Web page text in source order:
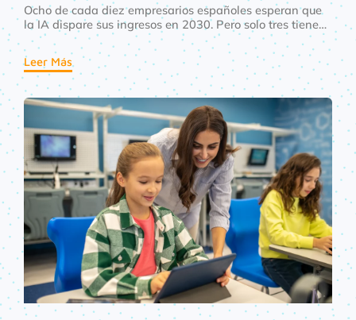
Ocho de cada diez empresarios españoles esperan que
la IA dispare sus ingresos en 2030. Pero solo tres tienen
claro cómo. Descubre la brecha que define el futuro
competitivo y cómo cerrarla antes de que sea demasiado
tarde.
Leer Más